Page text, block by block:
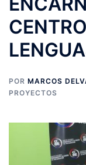
POR MARCOS
PROYECTOS